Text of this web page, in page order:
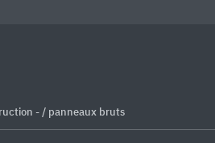
- / panneaux bruts